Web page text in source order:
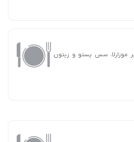
موزارلا، سس پستو و زیتون